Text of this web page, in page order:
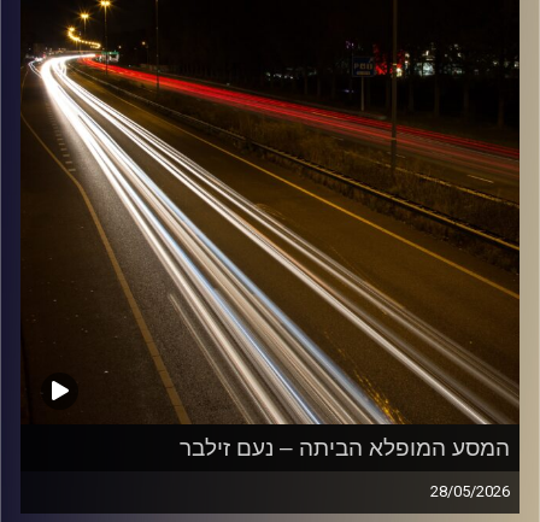
המסע המופלא הביתה – נעם זילבר
28/05/2026